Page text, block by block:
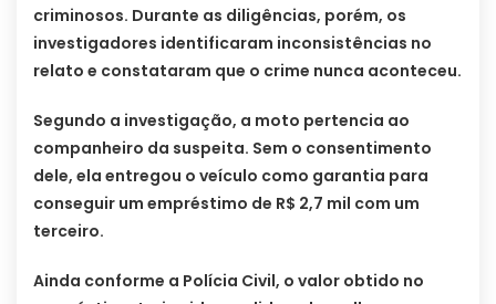
criminosos. Durante as diligências, porém, os
investigadores identificaram inconsistências no
relato e constataram que o crime nunca aconteceu.
Segundo a investigação, a moto pertencia ao
companheiro da suspeita. Sem o consentimento
dele, ela entregou o veículo como garantia para
conseguir um empréstimo de R$ 2,7 mil com um
terceiro.
Ainda conforme a Polícia Civil, o valor obtido no